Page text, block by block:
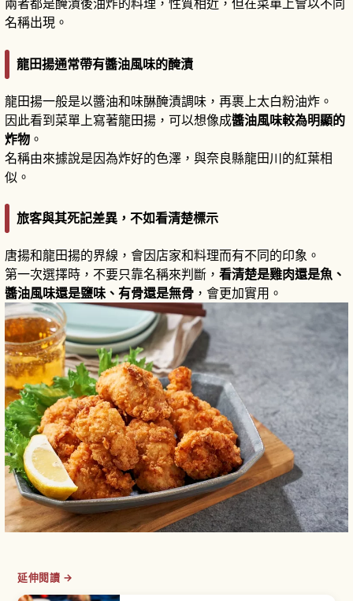
兩者都是醃漬後油炸的料理，性質相近，但在菜單上會以不同
名稱出現。
龍田揚通常帶有醬油風味的醃漬
龍田揚一般是以醬油和味醂醃漬調味，再裹上太白粉油炸。
因此看到菜單上寫著龍田揚，可以想像成醬油風味較為明顯的
炸物 。
名稱由來據說是因為炸好的色澤，與奈良縣龍田川的紅葉相
似。
旅客與其死記差異，不如看清楚標示
唐揚和龍田揚的界線，會因店家和料理而有不同的印象。
第一次選擇時，不要只靠名稱來判斷， 看清楚是雞肉還是魚、
醬油風味還是鹽味、有骨還是無骨 ，會更加實用。
延伸閱讀 →